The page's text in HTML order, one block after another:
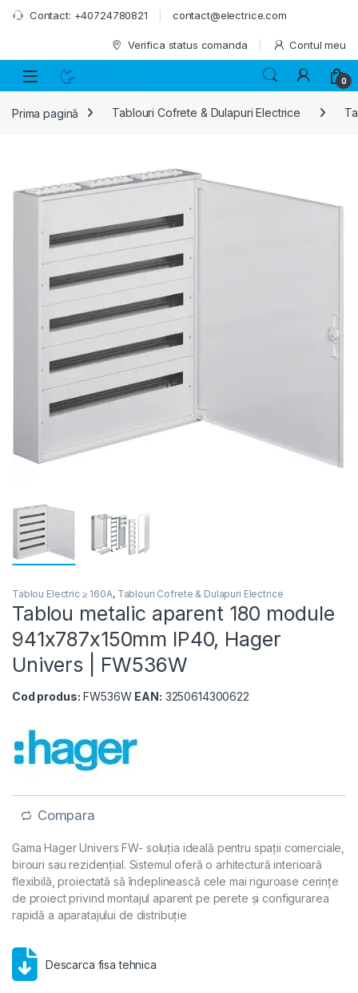
Skip to navigation
Skip to content
Contact: +40724780821 contact@electrice.com
Verifica status comanda Contul meu
0
Prima pagină Tablouri Cofrete & Dulapuri Electrice
Tablou Electric ≥ 160A, Tablouri Cofrete & Dulapuri Electrice
Tablou metalic aparent 180 module
941x787x150mm IP40, Hager
Univers | FW536W
Cod produs: FW536W EAN: 3250614300622
Compara
Gama Hager Univers FW- soluția ideală pentru spații comerciale,
birouri sau rezidențial. Sistemul oferă o arhitectură interioară
flexibilă, proiectată să îndeplinească cele mai riguroase cerințe
de proiect privind montajul aparent pe perete și configurarea
rapidă a aparatajului de distribuție
Descarca fisa tehnica